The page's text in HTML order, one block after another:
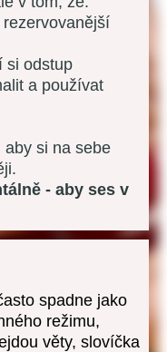
si odstup
a používat
si na sebe
- aby ses v
spadne jako
režimu,
věty, slovíčka